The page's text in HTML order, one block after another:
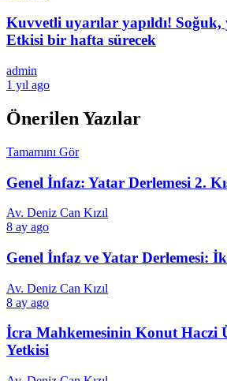
Kuvvetli uyarılar yapıldı!
Etkisi bir hafta sürecek
admin
1 yıl ago
Önerilen Yazılar
Tamamını Gör
Genel İnfaz: Yatar Derlemesi 2.
Av. Deniz Can Kızıl
8 ay ago
Genel İnfaz ve Yatar Derlemesi:
Av. Deniz Can Kızıl
8 ay ago
İcra Mahkemesinin Konut Haczi
Yetkisi